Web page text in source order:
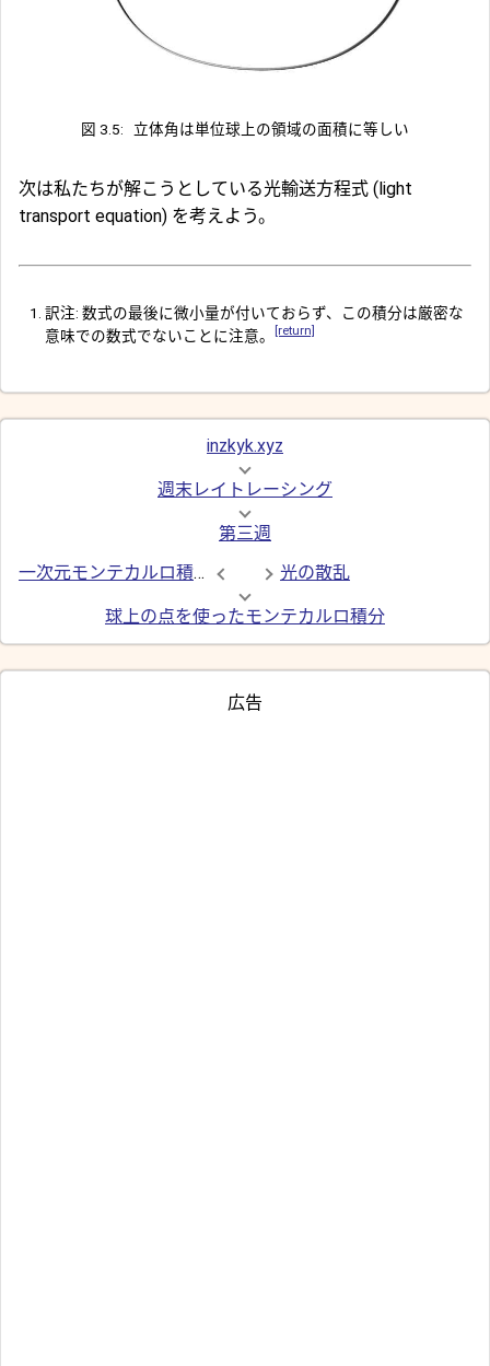
図 3.5: 立体角は単位球上の領域の面積に等しい
次は私たちが解こうとしている光輸送方程式 (light
transport equation) を考えよう。
訳注: 数式の最後に微小量が付いておらず、この積分は厳密な
意味での数式でないことに注意。
[return]
inzkyk.xyz
週末レイトレーシング
第三週
一次元モンテカルロ積分
光の散乱
球上の点を使ったモンテカルロ積分
広告